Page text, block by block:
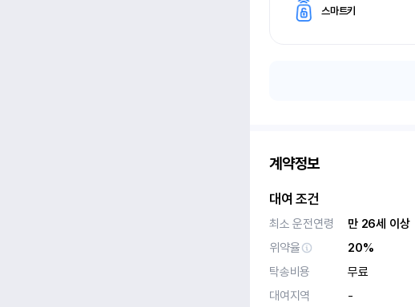
스마트키
계약정보
대여 조건
최소 운전연령
만 26세 이상
위약율
20%
탁송비용
무료
대여지역
-